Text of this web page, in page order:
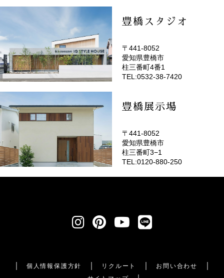
豊橋スタジオ
(EMOTOP豊橋)
〒441-8052
愛知県豊橋市
柱三番町4番1
TEL:0532-38-7420
豊橋展示場
〒441-8052
愛知県豊橋市
柱三番町3−1
TEL:0120-880-250
個人情報保護方針 リクルート
お問い合わせ